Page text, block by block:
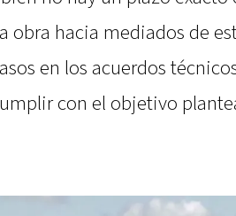
obra hacia mediados de
en los acuerdos
con el objetivo